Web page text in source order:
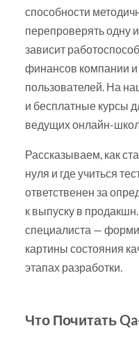
способности
перепроверять одну
зависит
финансов компании
пользователей. На
и бесплатные курсы
ведущих онлайн-
Рассказываем, как
нуля и где учиться
ответственен за
к выпуску в
специалиста —
картины состояния
этапах разработки.
Что Почитать